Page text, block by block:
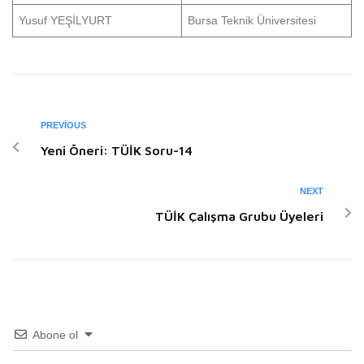
Yusuf YEŞİLYURT Bursa Teknik Üniversitesi
PREVIOUS
Yeni Öneri: TÜİK Soru-14
NEXT
TÜİK Çalışma Grubu Üyeleri
Abone ol